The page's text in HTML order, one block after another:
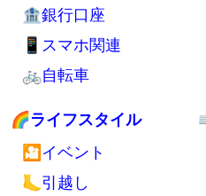
🧘ミニマリスト
💼持ち物
👛財布
💤寝袋
🔌家電